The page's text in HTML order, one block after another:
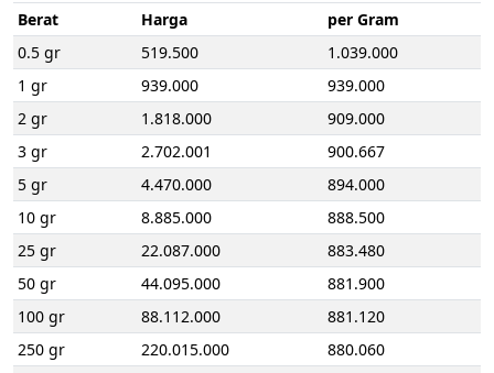
Berat
Harga
per Gram
0.5 gr
519.500
1.039.000
1 gr
939.000
939.000
2 gr
1.818.000
909.000
3 gr
2.702.001
900.667
5 gr
4.470.000
894.000
10 gr
8.885.000
888.500
25 gr
22.087.000
883.480
50 gr
44.095.000
881.900
100 gr
88.112.000
881.120
250 gr
220.015.000
880.060